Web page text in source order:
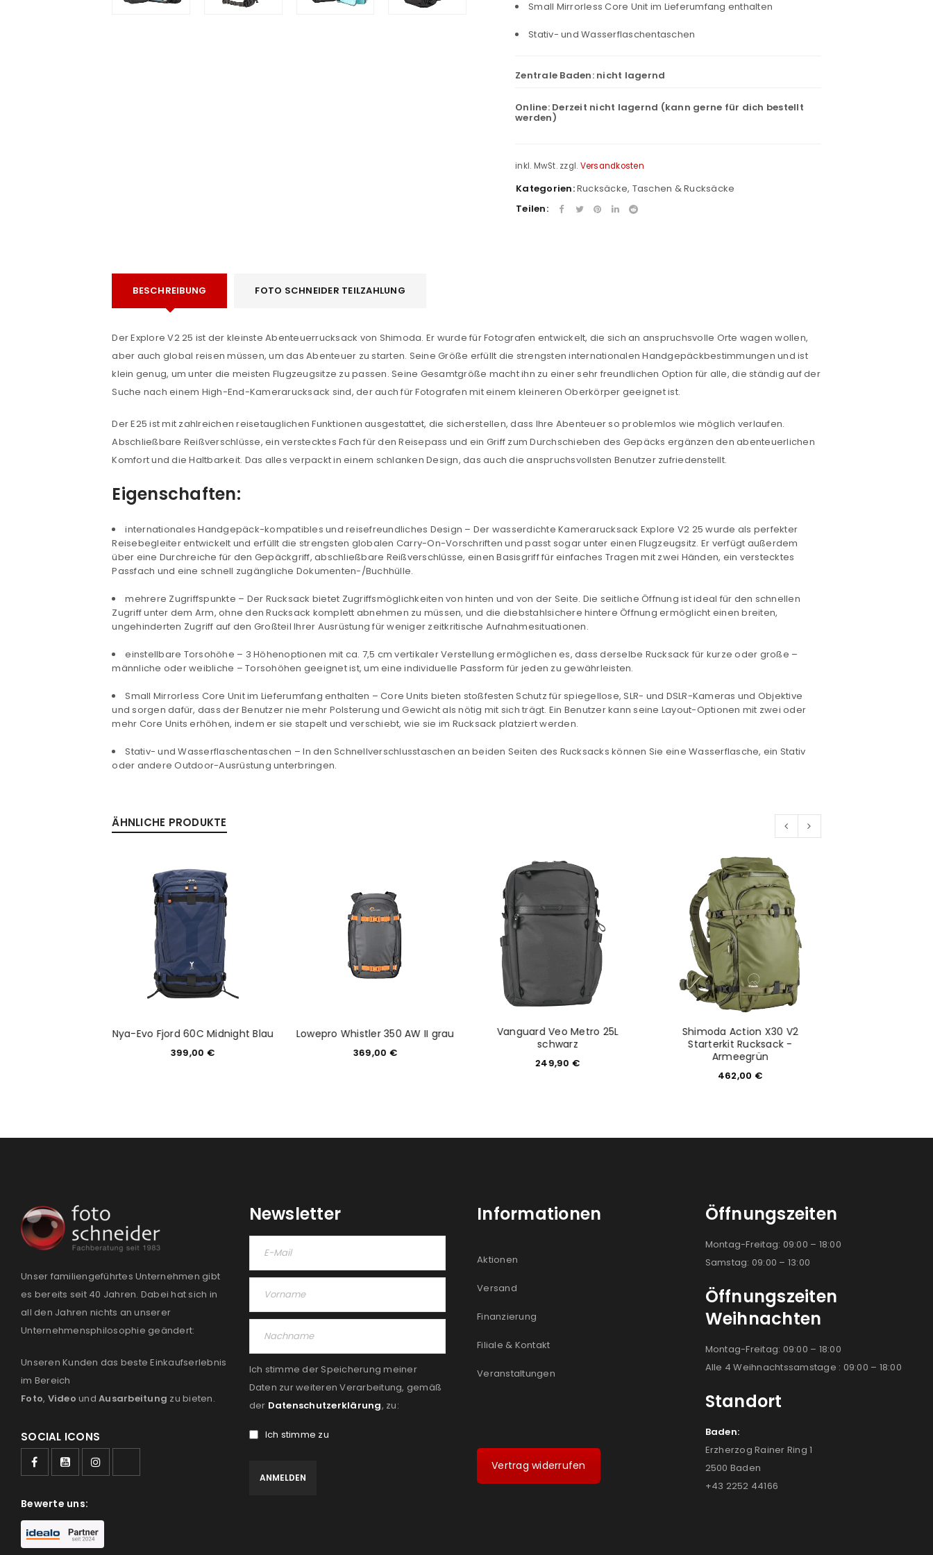
ANMELDEN
Passwort*
Anmeldeformular geschützt durchWP Captcha
Angemeldet bleiben
ANMELDEN
PASSWORT VERGESSEN?
REGISTRIEREN
Ein Link zum Erstellen eines neuen Passworts wird an deine E-
Mail-Adresse gesendet.
Please select all the ways you would like to hear from us
Ja, ich möchte ein Kundenkonto eröffnen und akzeptiere die
Datenschutzerklärung. *
Small Mirrorless Core Unit im Lieferumfang enthalten
Stativ- und Wasserflaschentaschen
Zentrale Baden: nicht lagernd
Online: Derzeit nicht lagernd (kann gerne für dich bestellt
werden)
inkl. MwSt. zzgl. Versandkosten
Kategorien:Rucksäcke, Taschen & Rucksäcke
Teilen:
BESCHREIBUNG FOTO SCHNEIDER TEILZAHLUNG
Der Explore V2 25 ist der kleinste Abenteuerrucksack von Shimoda. Er wurde für Fotografen entwickelt, die sich an anspruchsvolle Orte wagen wollen,
aber auch global reisen müssen, um das Abenteuer zu starten. Seine Größe erfüllt die strengsten internationalen Handgepäckbestimmungen und ist
klein genug, um unter die meisten Flugzeugsitze zu passen. Seine Gesamtgröße macht ihn zu einer sehr freundlichen Option für alle, die ständig auf der
Suche nach einem High-End-Kamerarucksack sind, der auch für Fotografen mit einem kleineren Oberkörper geeignet ist.
Der E25 ist mit zahlreichen reisetauglichen Funktionen ausgestattet, die sicherstellen, dass Ihre Abenteuer so problemlos wie möglich verlaufen.
Abschließbare Reißverschlüsse, ein verstecktes Fach für den Reisepass und ein Griff zum Durchschieben des Gepäcks ergänzen den abenteuerlichen
Komfort und die Haltbarkeit. Das alles verpackt in einem schlanken Design, das auch die anspruchsvollsten Benutzer zufriedenstellt.
Eigenschaften:
internationales Handgepäck-kompatibles und reisefreundliches Design – Der wasserdichte Kamerarucksack Explore V2 25 wurde als perfekter
Reisebegleiter entwickelt und erfüllt die strengsten globalen Carry-On-Vorschriften und passt sogar unter einen Flugzeugsitz. Er verfügt außerdem
über eine Durchreiche für den Gepäckgriff, abschließbare Reißverschlüsse, einen Basisgriff für einfaches Tragen mit zwei Händen, ein verstecktes
Passfach und eine schnell zugängliche Dokumenten-/Buchhülle.
mehrere Zugriffspunkte – Der Rucksack bietet Zugriffsmöglichkeiten von hinten und von der Seite. Die seitliche Öffnung ist ideal für den schnellen
Zugriff unter dem Arm, ohne den Rucksack komplett abnehmen zu müssen, und die diebstahlsichere hintere Öffnung ermöglicht einen breiten,
ungehinderten Zugriff auf den Großteil Ihrer Ausrüstung für weniger zeitkritische Aufnahmesituationen.
einstellbare Torsohöhe – 3 Höhenoptionen mit ca. 7,5 cm vertikaler Verstellung ermöglichen es, dass derselbe Rucksack für kurze oder große –
männliche oder weibliche – Torsohöhen geeignet ist, um eine individuelle Passform für jeden zu gewährleisten.
Small Mirrorless Core Unit im Lieferumfang enthalten – Core Units bieten stoßfesten Schutz für spiegellose, SLR- und DSLR-Kameras und Objektive
und sorgen dafür, dass der Benutzer nie mehr Polsterung und Gewicht als nötig mit sich trägt. Ein Benutzer kann seine Layout-Optionen mit zwei oder
mehr Core Units erhöhen, indem er sie stapelt und verschiebt, wie sie im Rucksack platziert werden.
Stativ- und Wasserflaschentaschen – In den Schnellverschlusstaschen an beiden Seiten des Rucksacks können Sie eine Wasserflasche, ein Stativ
oder andere Outdoor-Ausrüstung unterbringen.
ÄHNLICHE PRODUKTE
Nya-Evo Fjord 60C Midnight Blau
399,00 €
Lowepro Whistler 350 AW II grau
369,00 €
Vanguard Veo Metro 25L
schwarz
249,90 €
Shimoda Action X30 V2
Starterkit Rucksack -
Armeegrün
462,00 €
Unser familiengeführtes Unternehmen gibt
es bereits seit 40 Jahren. Dabei hat sich in
all den Jahren nichts an unserer
Unternehmensphilosophie geändert:
Unseren Kunden das beste Einkaufserlebnis
im Bereich
Foto, Video und Ausarbeitung zu bieten.
SOCIAL ICONS
Bewerte uns:
Newsletter
Ich stimme der Speicherung meiner
Daten zur weiteren Verarbeitung, gemäß
der Datenschutzerklärung, zu:
Ich stimme zu
Informationen
Aktionen
Versand
Finanzierung
Filiale & Kontakt
Veranstaltungen
Vertrag widerrufen
Öffnungszeiten
Montag-Freitag: 09:00 – 18:00
Samstag: 09:00 – 13:00
Öffnungszeiten
Weihnachten
Montag-Freitag: 09:00 – 18:00
Alle 4 Weihnachtssamstage : 09:00 – 18:00
Standort
Baden:
Erzherzog Rainer Ring 1
2500 Baden
+43 2252 44166